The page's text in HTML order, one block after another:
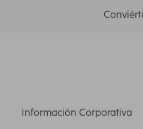
Información Corporativa